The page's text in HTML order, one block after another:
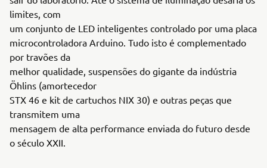
limites, com
um conjunto de LED inteligentes controlado por uma placa
microcontroladora Arduino. Tudo isto é complementado
por travões da
melhor qualidade, suspensões do gigante da indústria
Öhlins (amortecedor
STX 46 e kit de cartuchos NIX 30) e outras peças que
transmitem uma
mensagem de alta performance enviada do futuro desde
o século XXII.